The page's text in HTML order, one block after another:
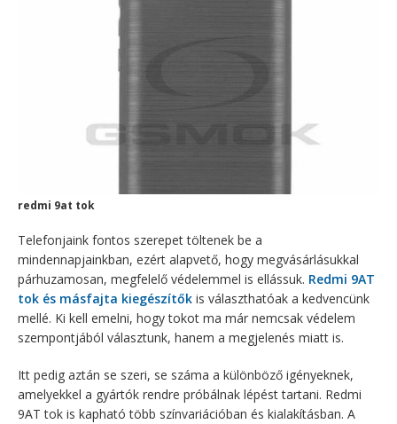
redmi 9at tok
Telefonjaink fontos szerepet töltenek be a
mindennapjainkban, ezért alapvető, hogy megvásárlásukkal
párhuzamosan, megfelelő védelemmel is ellássuk. Redmi 9AT
tok és másfajta kiegészítők is választhatóak a kedvencünk
mellé. Ki kell emelni, hogy tokot ma már nemcsak védelem
szempontjából választunk, hanem a megjelenés miatt is.
Itt pedig aztán se szeri, se száma a különböző igényeknek,
amelyekkel a gyártók rendre próbálnak lépést tartani. Redmi
9AT tok is kapható több színvariációban és kialakításban. A